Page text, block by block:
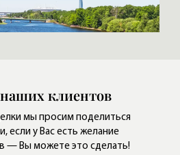
клиентов
мы просим поделиться
если у Вас есть желание
— Вы можете это сделать!